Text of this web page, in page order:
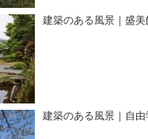
建築のある風景｜盛美
建築のある風景｜自